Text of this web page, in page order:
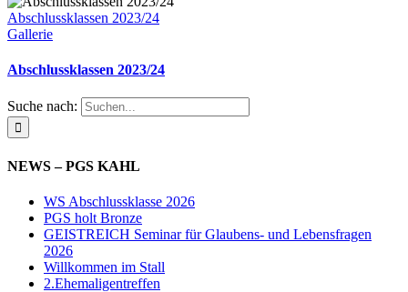
Abschlussklassen 2023/24
Gallerie
Abschlussklassen 2023/24
Suche nach:
NEWS – PGS KAHL
WS Abschlussklasse 2026
PGS holt Bronze
GEISTREICH Seminar für Glaubens- und Lebensfragen
2026
Willkommen im Stall
2.Ehemaligentreffen